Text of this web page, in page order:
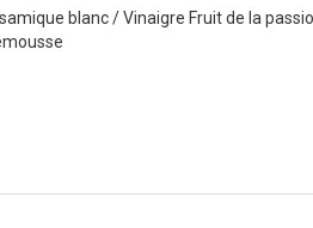
blanc / Vinaigre Fruit de la